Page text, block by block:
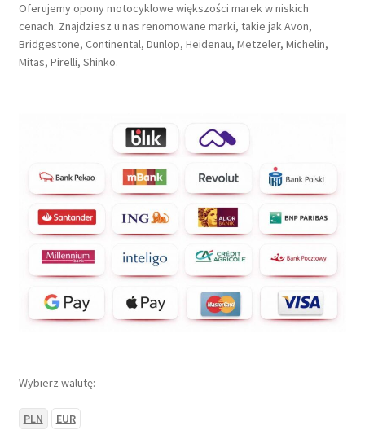
Oferujemy opony motocyklowe większości marek w niskich
cenach. Znajdziesz u nas renomowane marki, takie jak Avon,
Bridgestone, Continental, Dunlop, Heidenau, Metzeler, Michelin,
Mitas, Pirelli, Shinko.
Wybierz walutę:
PLN EUR